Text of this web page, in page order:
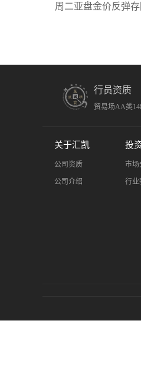
周二亚盘金价反弹
行员资质
贸易场AA类
关于汇凯
公司资质
公司介绍
投
市场
行业